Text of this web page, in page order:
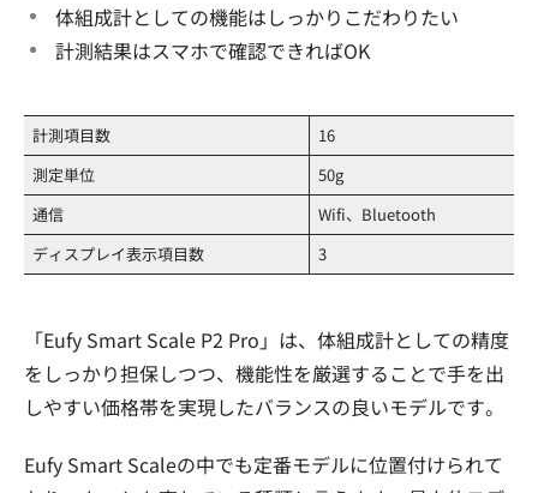
体組成計としての機能はしっかりこだわりたい
計測結果はスマホで確認できればOK
計測項目数
16
測定単位
50g
通信
Wifi、Bluetooth
ディスプレイ表示項目数
3
「Eufy Smart Scale P2 Pro」は、体組成計としての精度
をしっかり担保しつつ、機能性を厳選することで手を出
しやすい価格帯を実現したバランスの良いモデルです。
Eufy Smart Scaleの中でも定番モデルに位置付けられて